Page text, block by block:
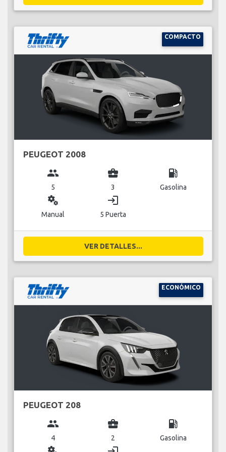
COMPACTO
PEUGEOT 2008
group
5
business_center
3
local_gas_station
Gasolina
miscellaneous_services
Manual
login
5 Puerta
VER DETALLES...
ECONÓMICO
PEUGEOT 208
group
4
business_center
2
local_gas_station
Gasolina